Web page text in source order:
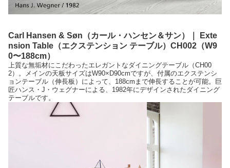
Carl Hansen & Søn（カール・ハンセン＆サン）｜ Exte
nsion Table（エクステンション テーブル）CH002（W9
0〜188cm）
上質な無垢材にこだわったエレガントなダイニングテーブル（CH00
2）。メインの天板サイズはW90×D90cmですが、付属のエクステンシ
ョンテーブル（伸長板）によって、188cmまで伸長することが可能。巨
匠ハンス・J・ウェグナーによる、1982年にデザインされたダイニング
テーブルです。